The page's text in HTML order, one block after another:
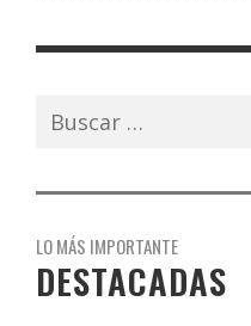
Buscar:
LO MÁS IMPORTANTE
DESTACADAS